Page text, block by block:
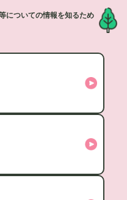
についての情報を知るため